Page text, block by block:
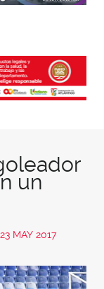
un
MAY 2017